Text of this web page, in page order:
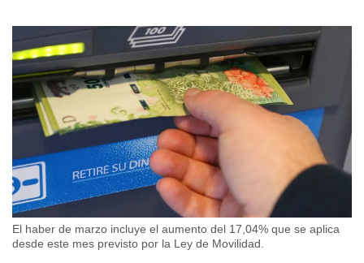
El haber de marzo incluye el aumento del 17,04% que se aplica
desde este mes previsto por la Ley de Movilidad.